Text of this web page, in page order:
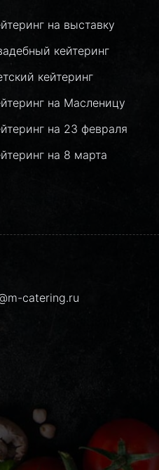
на выставку
кейтеринг
кейтеринг
на Масленицу
на 23 февраля
на 8 марта
catering.ru